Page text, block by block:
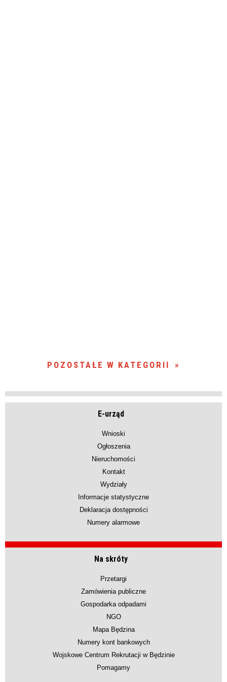
POZOSTAŁE W KATEGORII
E-urząd
Wnioski
Ogłoszenia
Nieruchomości
Kontakt
Wydziały
Informacje statystyczne
Deklaracja dostępności
Numery alarmowe
Na skróty
Przetargi
Zamówienia publiczne
Gospodarka odpadami
NGO
Mapa Będzina
Numery kont bankowych
Wojskowe Centrum Rekrutacji w Będzinie
Pomagamy